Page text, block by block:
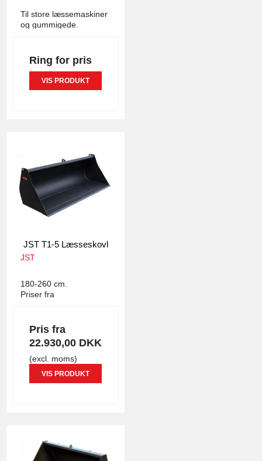
Til store læssemaskiner
og gummigede.
Ring for pris
VIS PRODUKT
JST T1-5 Læsseskovl
JST
180-260 cm.
Priser fra
Pris fra
22.930,00 DKK
(excl. moms)
VIS PRODUKT